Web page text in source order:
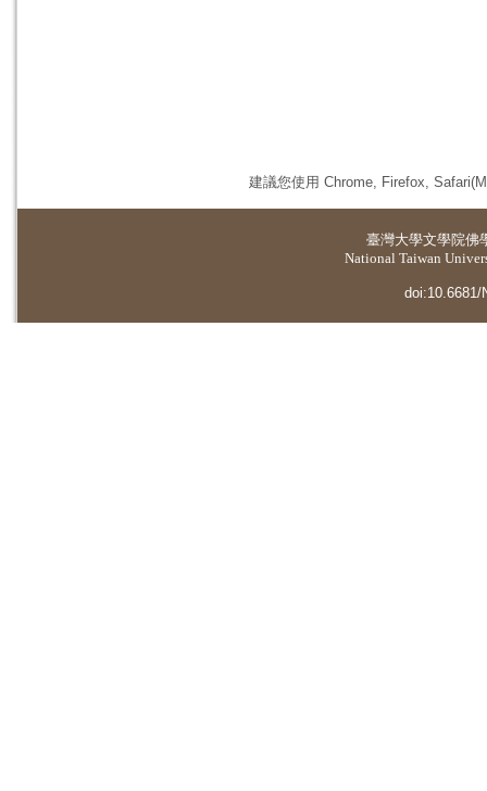
建議您使用 Chrome, Firefox,
臺灣大學文學院佛
National Taiwan
doi:10.6681/